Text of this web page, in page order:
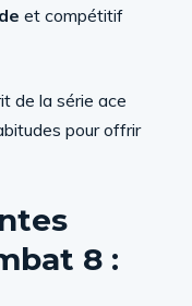
et compétitif
de la série ace
pour offrir
8 :